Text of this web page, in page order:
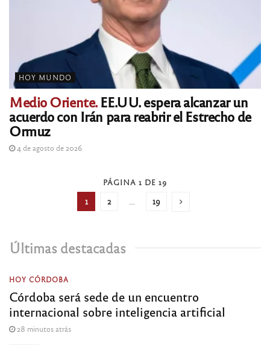
HOY MUNDO
Medio Oriente.EE.UU. espera alcanzar un
acuerdo con Irán para reabrir el Estrecho de
Ormuz
4 de agosto de 2026
PÁGINA 1 DE 19
1 2 19
Últimas destacadas
HOY CÓRDOBA
Córdoba será sede de un encuentro
internacional sobre inteligencia artificial
28 minutos atrás